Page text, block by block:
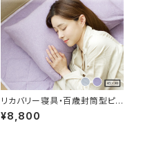
リカバリー寝具・百歳封筒型ピ
ロケース プラウシオン加工 45×
90cm
¥8,800